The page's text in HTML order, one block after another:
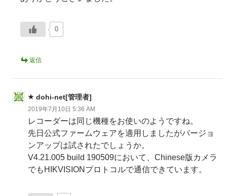
0
返信
dohi-net[管理者]
2019年7月10日 5:36 AM
レコーダーは同じ機種をお使いのようですね。
先日公式ファームウェアを適用しましたがバージョ
ンアップは試されたでしょうか。
V4.21.005 build 190509において、Chinese版カメラ
でもHIKVISIONプロトコルで通信できています。